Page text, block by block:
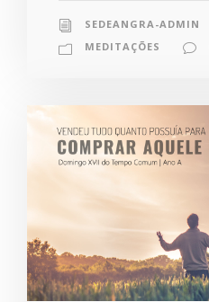
SEDEANGRA-ADMIN
MEDITAÇÕES